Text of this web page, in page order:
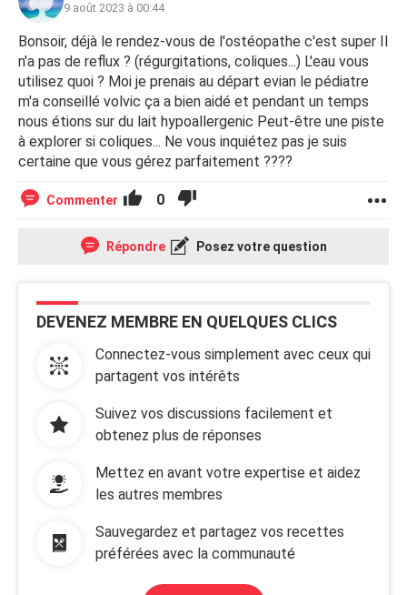
9 août 2023 à 00:44
Bonsoir, déjà le rendez-vous de l'ostéopathe c'est super Il
n'a pas de reflux ? (régurgitations, coliques...) L'eau vous
utilisez quoi ? Moi je prenais au départ evian le pédiatre
m'a conseillé volvic ça a bien aidé et pendant un temps
nous étions sur du lait hypoallergenic Peut-être une piste
à explorer si coliques... Ne vous inquiétez pas je suis
certaine que vous gérez parfaitement ????
Commenter 0
Répondre Posez votre question
DEVENEZ MEMBRE EN QUELQUES CLICS
Connectez-vous simplement avec ceux qui
partagent vos intérêts
Suivez vos discussions facilement et
obtenez plus de réponses
Mettez en avant votre expertise et aidez
les autres membres
Sauvegardez et partagez vos recettes
préférées avec la communauté